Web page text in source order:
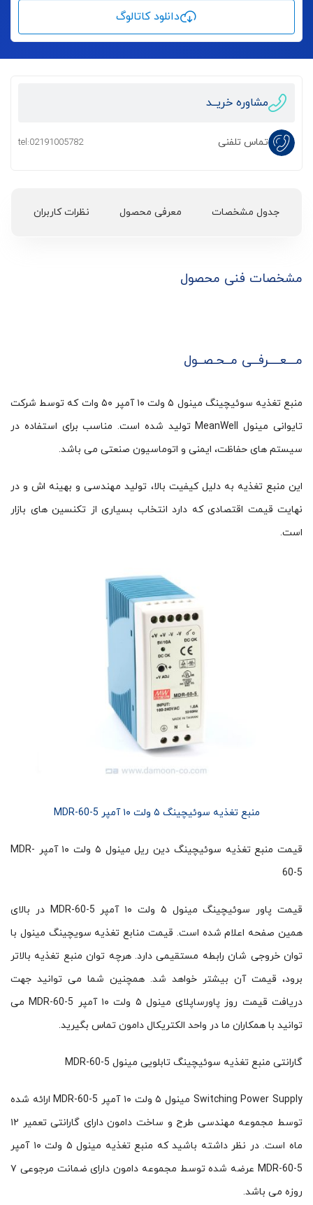
دانلود کاتالوگ
مشاوره خریــد
تماس تلفنی tel:02191005782
جدول مشخصات معرفی محصول نظرات کاربران
مشخصات فنی محصول
مـــعــــرفــی مــحـصــول
منبع تغذیه سوئیچینگ مینول ۵ ولت ۱۰ آمپر ۵۰ وات که توسط شرکت
تایوانی مینول MeanWell تولید شده است. مناسب برای استفاده در
سیستم های حفاظت، ایمنی و اتوماسیون صنعتی می باشد.
این منبع تغذیه به دلیل کیفیت بالا، تولید مهندسی و بهینه اش و در
نهایت قیمت اقتصادی که دارد انتخاب بسیاری از تکنسین های بازار
است.
منبع تغذیه سوئیچینگ ۵ ولت ۱۰ آمپر MDR-60-5
قیمت منبع تغذیه سوئیچینگ دین ریل مینول ۵ ولت ۱۰ آمپر MDR-
60-5
قیمت پاور سوئیچینگ مینول ۵ ولت ۱۰ آمپر MDR-60-5 در بالای
همین صفحه اعلام شده است. قیمت منابع تغذیه سویچینگ مینول با
توان خروجی شان رابطه مستقیمی دارد. هرچه توان منبع تغذیه بالاتر
برود، قیمت آن بیشتر خواهد شد. همچنین شما می توانید جهت
دریافت قیمت روز پاورساپلای مینول ۵ ولت ۱۰ آمپر MDR-60-5 می
توانید با همکاران ما در واحد الکتریکال دامون تماس بگیرید.
گارانتی منبع تغذیه سوئیچینگ تابلویی مینول MDR-60-5
Switching Power Supply مینول ۵ ولت ۱۰ آمپر MDR-60-5 ارائه شده
توسط مجموعه مهندسی طرح و ساخت دامون دارای گارانتی تعمیر ۱۲
ماه است. در نظر داشته باشید که منبع تغذیه مینول ۵ ولت ۱۰ آمپر
MDR-60-5 عرضه شده توسط مجموعه دامون دارای ضمانت مرجوعی ۷
روزه می باشد.